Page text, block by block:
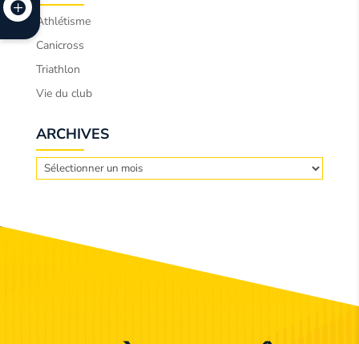
Athlétisme
Canicross
Triathlon
Vie du club
ARCHIVES
Archives